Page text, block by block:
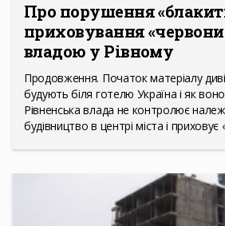
Про порушення
приховування
владою у Рівному
Продовження. Початок матеріалу
будують біля готелю Україна і як
Рівненська влада не контролює
будівництво в центрі міста і приховує